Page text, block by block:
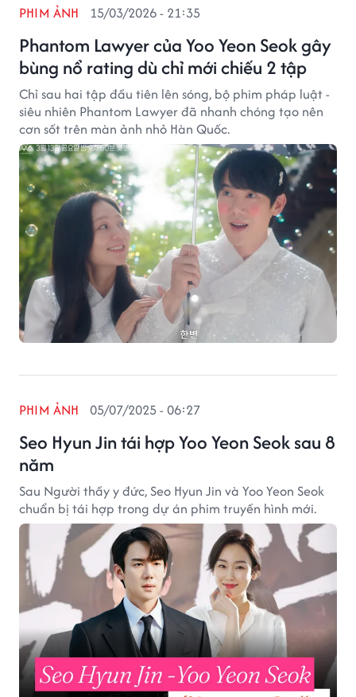
Phantom Lawyer của Yoo Yeon Seok gây
bùng nổ rating dù chỉ mới chiếu 2 tập
PHIM ẢNH 15/03/2026 - 21:35
Chỉ sau hai tập đầu tiên lên sóng, bộ phim pháp luật -
siêu nhiên Phantom Lawyer đã nhanh chóng tạo nên
cơn sốt trên màn ảnh nhỏ Hàn Quốc.
Seo Hyun Jin tái hợp Yoo Yeon Seok sau 8
năm
PHIM ẢNH 05/07/2025 - 06:27
Sau Người thầy y đức, Seo Hyun Jin và Yoo Yeon Seok
chuẩn bị tái hợp trong dự án phim truyền hình mới.